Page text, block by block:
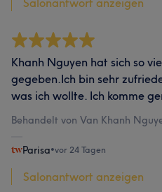
Salonantwort anzeigen
Khanh Nguyen hat sich so
gegeben.Ich bin sehr
was ich wollte. Ich komme
Behandelt von Van Khanh
Parisa•vor 24 Tagen
Salonantwort anzeigen